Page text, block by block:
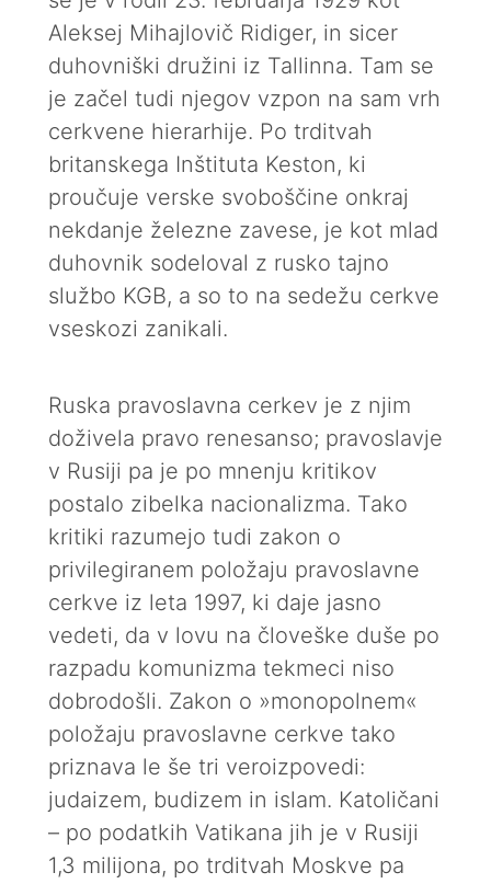
Aleksej Mihajlovič Ridiger, in sicer
duhovniški družini iz Tallinna. Tam se
je začel tudi njegov vzpon na sam vrh
cerkvene hierarhije. Po trditvah
britanskega Inštituta Keston, ki
proučuje verske svoboščine onkraj
nekdanje železne zavese, je kot mlad
duhovnik sodeloval z rusko tajno
službo KGB, a so to na sedežu cerkve
vseskozi zanikali.
Ruska pravoslavna cerkev je z njim
doživela pravo renesanso; pravoslavje
v Rusiji pa je po mnenju kritikov
postalo zibelka nacionalizma. Tako
kritiki razumejo tudi zakon o
privilegiranem položaju pravoslavne
cerkve iz leta 1997, ki daje jasno
vedeti, da v lovu na človeške duše po
razpadu komunizma tekmeci niso
dobrodošli. Zakon o »monopolnem«
položaju pravoslavne cerkve tako
priznava le še tri veroizpovedi:
judaizem, budizem in islam. Katoličani
– po podatkih Vatikana jih je v Rusiji
1,3 milijona, po trditvah Moskve pa